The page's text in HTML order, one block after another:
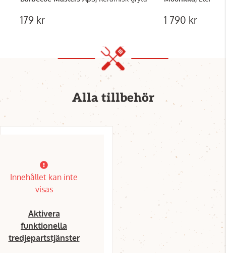
179 kr 1 790 kr
Alla tillbehör
Innehållet kan inte
visas
Aktivera
funktionella
tredjepartstjänster